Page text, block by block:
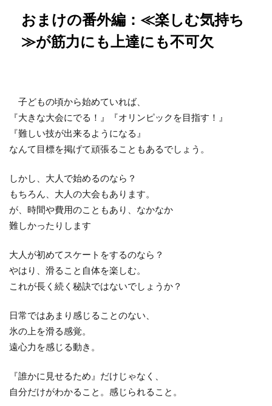
おまけの番外編：≪楽しむ気持ち
≫が筋力にも上達にも不可欠
子どもの頃から始めていれば、
『大きな大会にでる！』『オリンピックを目指す！』
『難しい技が出来るようになる』
なんて目標を掲げて頑張ることもあるでしょう。
しかし、大人で始めるのなら？
もちろん、大人の大会もあります。
が、時間や費用のこともあり、なかなか
難しかったりします
大人が初めてスケートをするのなら？
やはり、滑ること自体を楽しむ。
これが長く続く秘訣ではないでしょうか？
日常ではあまり感じることのない、
氷の上を滑る感覚。
遠心力を感じる動き。
『誰かに見せるため』だけじゃなく、
自分だけがわかること。感じられること。